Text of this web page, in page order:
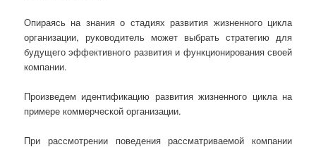
Опираясь на знания о стадиях развития жизненного цикла
организации, руководитель может выбрать стратегию для
будущего эффективного развития и функционирования своей
компании.
Произведем идентификацию развития жизненного цикла на
примере коммерческой организации.
При рассмотрении поведения рассматриваемой компании